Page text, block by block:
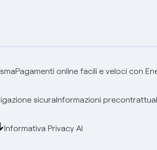
Pagamenti online facili e veloci con
sicuraInformazioni
Informativa Privacy AI